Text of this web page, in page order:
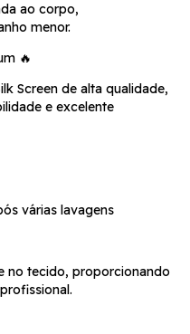
ao corpo,
menor.
🔥
Screen de alta qualidade,
e excelente
várias lavagens
no tecido, proporcionando